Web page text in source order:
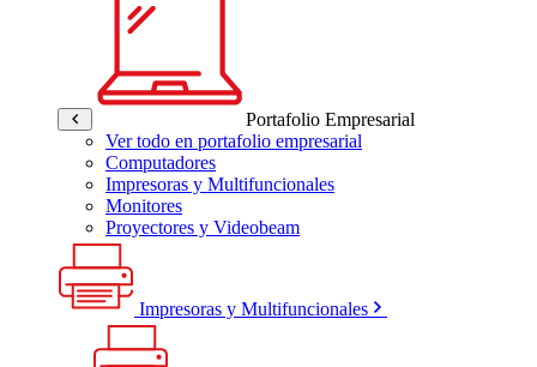
Portafolio Empresarial
Ver todo en portafolio empresarial
Computadores
Impresoras y Multifuncionales
Monitores
Proyectores y Videobeam
Impresoras y Multifuncionales